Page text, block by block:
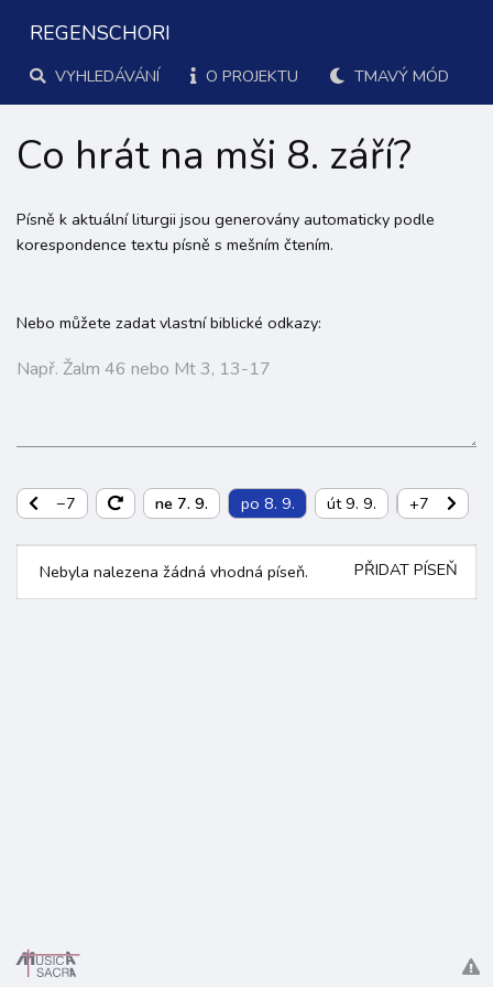
REGENSCHORI
VYHLEDÁVÁNÍ O PROJEKTU TMAVÝ MÓD
Co hrát na mši 8. září?
Písně k aktuální liturgii jsou generovány automaticky podle
korespondence textu písně s mešním čtením.
Nebo můžete zadat vlastní biblické odkazy:
−7 ne 7. 9. po 8. 9. út 9. 9. st 10. 9.
+7
Nebyla nalezena žádná vhodná píseň. PŘIDAT PÍSEŇ